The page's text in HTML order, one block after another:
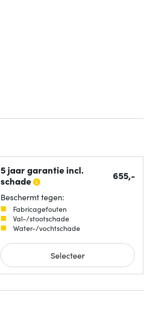
5 jaar garantie incl.
schade
655,-
Beschermt tegen:
Fabricagefouten
Val-/stootschade
Water-/vochtschade
Selecteer